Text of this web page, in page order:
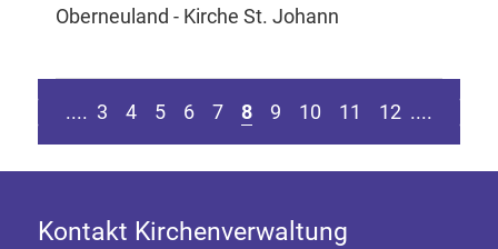
Oberneuland - Kirche St. Johann
Seite springen
Zur vorherigen Seite
.... 3 4 5 6 7 8 9 10 11 12 ....
Kontakt Kirchenverwaltung